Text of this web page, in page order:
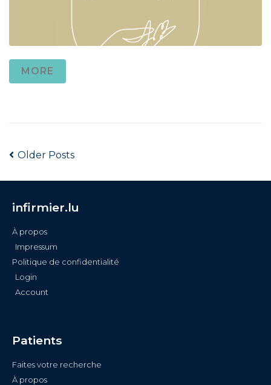
MORE
Older Posts
infirmier.lu
À propos
Impressum
Politique de confidentialité
Login
Account
Patients
Faites votre recherche
À propos